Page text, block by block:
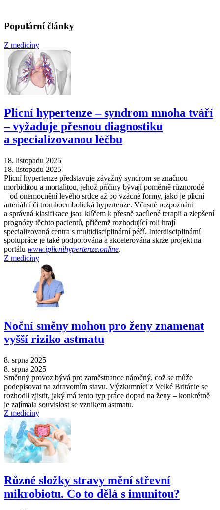
Populární články
Z medicíny
Plicní hypertenze –⁠ syndrom mnoha tváří
–⁠ vyžaduje přesnou diagnostiku
a specializovanou léčbu
18. listopadu 2025
18. listopadu 2025
Plicní hypertenze představuje závažný syndrom se značnou
morbiditou a mortalitou, jehož příčiny bývají poměrně různorodé
–⁠ od onemocnění levého srdce až po vzácné formy, jako je plicní
arteriální či tromboembolická hypertenze. Včasné rozpoznání
a správná klasifikace jsou klíčem k přesně zacílené terapii a zlepšení
prognózy těchto pacientů, přičemž rozhodující roli hrají
specializovaná centra s multidisciplinární péčí. Interdisciplinární
spolupráce je také podporována a akcelerována skrze projekt na
portálu www.iplicnihypertenze.online.
Z medicíny
Noční směny mohou pro ženy znamenat
vyšší riziko astmatu
8. srpna 2025
8. srpna 2025
Směnný provoz bývá pro zaměstnance náročný, což se může
podepisovat na zdravotním stavu. Výzkumníci z Velké Británie se
rozhodli zjistit, jaký má tento typ práce dopad na ženy –⁠ konkrétně
je zajímala souvislost se vznikem astmatu.
Z medicíny
Různé složky stravy mění střevní
mikrobiotu. Co to dělá s imunitou?